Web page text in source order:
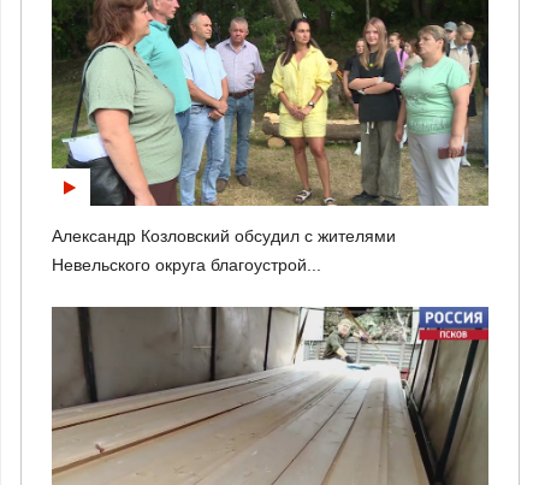
Александр Козловский обсудил с жителями
Невельского округа благоустрой...